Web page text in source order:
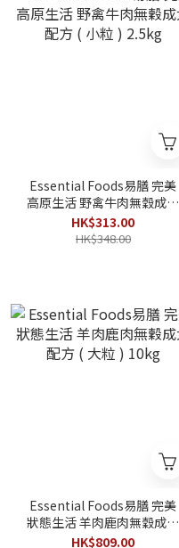
Essential Foods易膳 完美
高原生活 野禽牛肉無穀成犬
配方 ( 小粒 ) 2.5kg
HK$313.00
HK$348.00
Essential Foods易膳 完美
狀態生活 羊肉鹿肉無穀成犬
配方 ( 大粒 ) 10kg
HK$809.00